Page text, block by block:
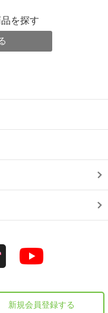
を探す
新規会員登録する